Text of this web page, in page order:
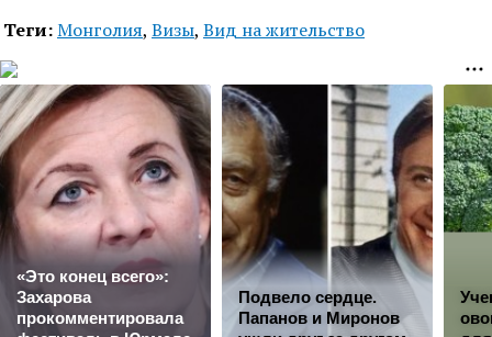
Теги:Монголия, Визы, Вид на жительство
«Это конец всего»:
Захарова
прокомментировала
Подвело сердце.
Папанов и Миронов